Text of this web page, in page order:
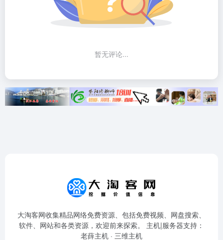
暂无评论...
大淘客网收集精品网络免费资源、包括免费视频、网盘搜索、
软件、网站和各类资源，欢迎前来探索。 主机|服务器支持：
老薛主机 · 三维主机